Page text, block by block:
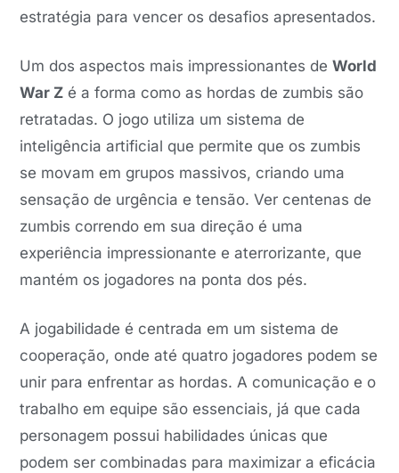
estratégia para vencer os desafios apresentados.
Um dos aspectos mais impressionantes deWorld
War Z é a forma como as hordas de zumbis são
retratadas. O jogo utiliza um sistema de
inteligência artificial que permite que os zumbis
se movam em grupos massivos, criando uma
sensação de urgência e tensão. Ver centenas de
zumbis correndo em sua direção é uma
experiência impressionante e aterrorizante, que
mantém os jogadores na ponta dos pés.
A jogabilidade é centrada em um sistema de
cooperação, onde até quatro jogadores podem se
unir para enfrentar as hordas. A comunicação e o
trabalho em equipe são essenciais, já que cada
personagem possui habilidades únicas que
podem ser combinadas para maximizar a eficácia